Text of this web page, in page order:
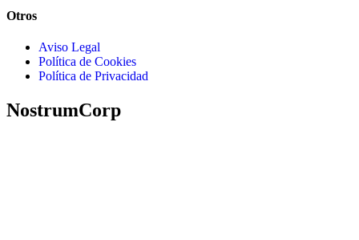
Otros
Aviso Legal
Política de Cookies
Política de Privacidad
NostrumCorp